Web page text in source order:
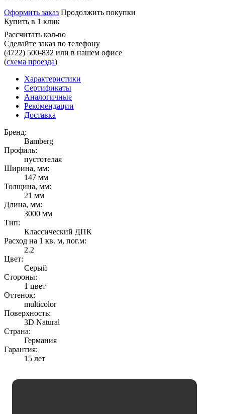
Оформить заказ Продолжить покупки
Купить в 1 клик
Рассчитать кол-во
Сделайте заказ по телефону
(4722) 500-832 или в нашем офисе
(схема проезда)
Характеристики
Сертификаты
Аналогичные
Рекомендации
Доставка
Бренд:
Bamberg
Профиль:
пустотелая
Ширина, мм:
147 мм
Толщина, мм:
21 мм
Длина, мм:
3000 мм
Тип:
Классический ДПК
Расход на 1 кв. м, пог.м:
2.2
Цвет:
Серый
Стороны:
1 цвет
Оттенок:
multicolor
Поверхность:
3D Natural
Страна:
Германия
Гарантия:
15 лет